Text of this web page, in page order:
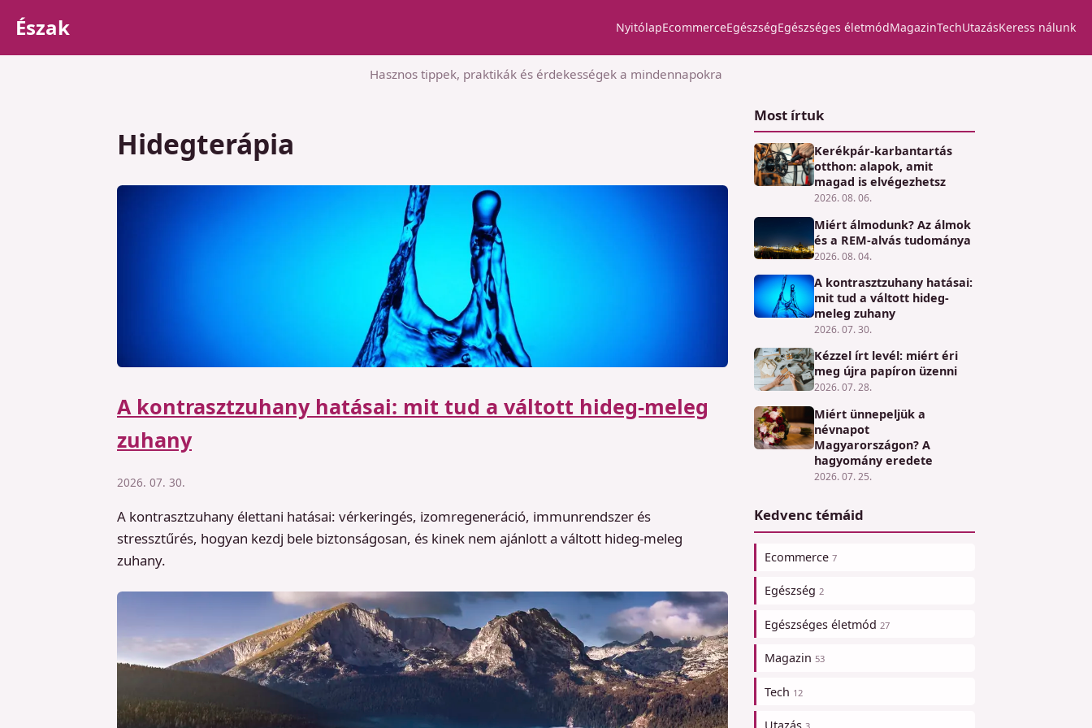
Észak NyitólapEcommerceEgészségEgészséges életmódMagazinTechUtazásKeress nálunk
Hasznos tippek, praktikák és érdekességek a mindennapokra
Hidegterápia
A kontrasztzuhany hatásai: mit tud a váltott hideg-meleg
zuhany
2026. 07. 30.
A kontrasztzuhany élettani hatásai: vérkeringés, izomregeneráció, immunrendszer és
stressztűrés, hogyan kezdj bele biztonságosan, és kinek nem ajánlott a váltott hideg-meleg
zuhany.
Most írtuk
Kerékpár-karbantartás
otthon: alapok, amit
magad is elvégezhetsz
2026. 08. 06.
Miért álmodunk? Az álmok
és a REM-alvás tudománya
2026. 08. 04.
A kontrasztzuhany hatásai:
mit tud a váltott hideg-
meleg zuhany
2026. 07. 30.
Kézzel írt levél: miért éri
meg újra papíron üzenni
2026. 07. 28.
Miért ünnepeljük a
névnapot
Magyarországon? A
hagyomány eredete
2026. 07. 25.
Kedvenc témáid
Ecommerce 7
Egészség 2
Egészséges életmód 27
Magazin 53
Tech 12